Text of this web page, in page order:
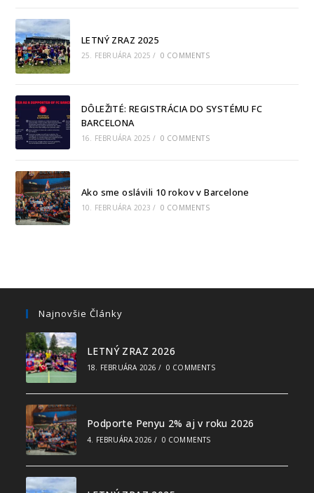
LETNÝ ZRAZ 2025
25. FEBRUÁRA 2025 / 0 COMMENTS
DÔLEŽITÉ: REGISTRÁCIA DO SYSTÉMU FC
BARCELONA
16. FEBRUÁRA 2025 / 0 COMMENTS
Ako sme oslávili 10 rokov v Barcelone
10. FEBRUÁRA 2023 / 0 COMMENTS
Najnovšie Články
LETNÝ ZRAZ 2026
18. FEBRUÁRA 2026 / 0 COMMENTS
Podporte Penyu 2% aj v roku 2026
4. FEBRUÁRA 2026 / 0 COMMENTS